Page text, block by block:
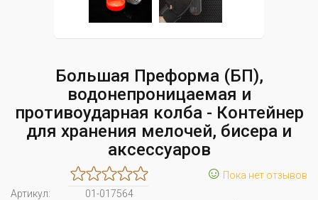
Большая Преформа (БП),
водонепроницаемая и
противоударная колба - Контейнер
для хранения мелочей, бисера и
аксессуаров
☺ Пока нет отзывов
Артикул:
01-017564